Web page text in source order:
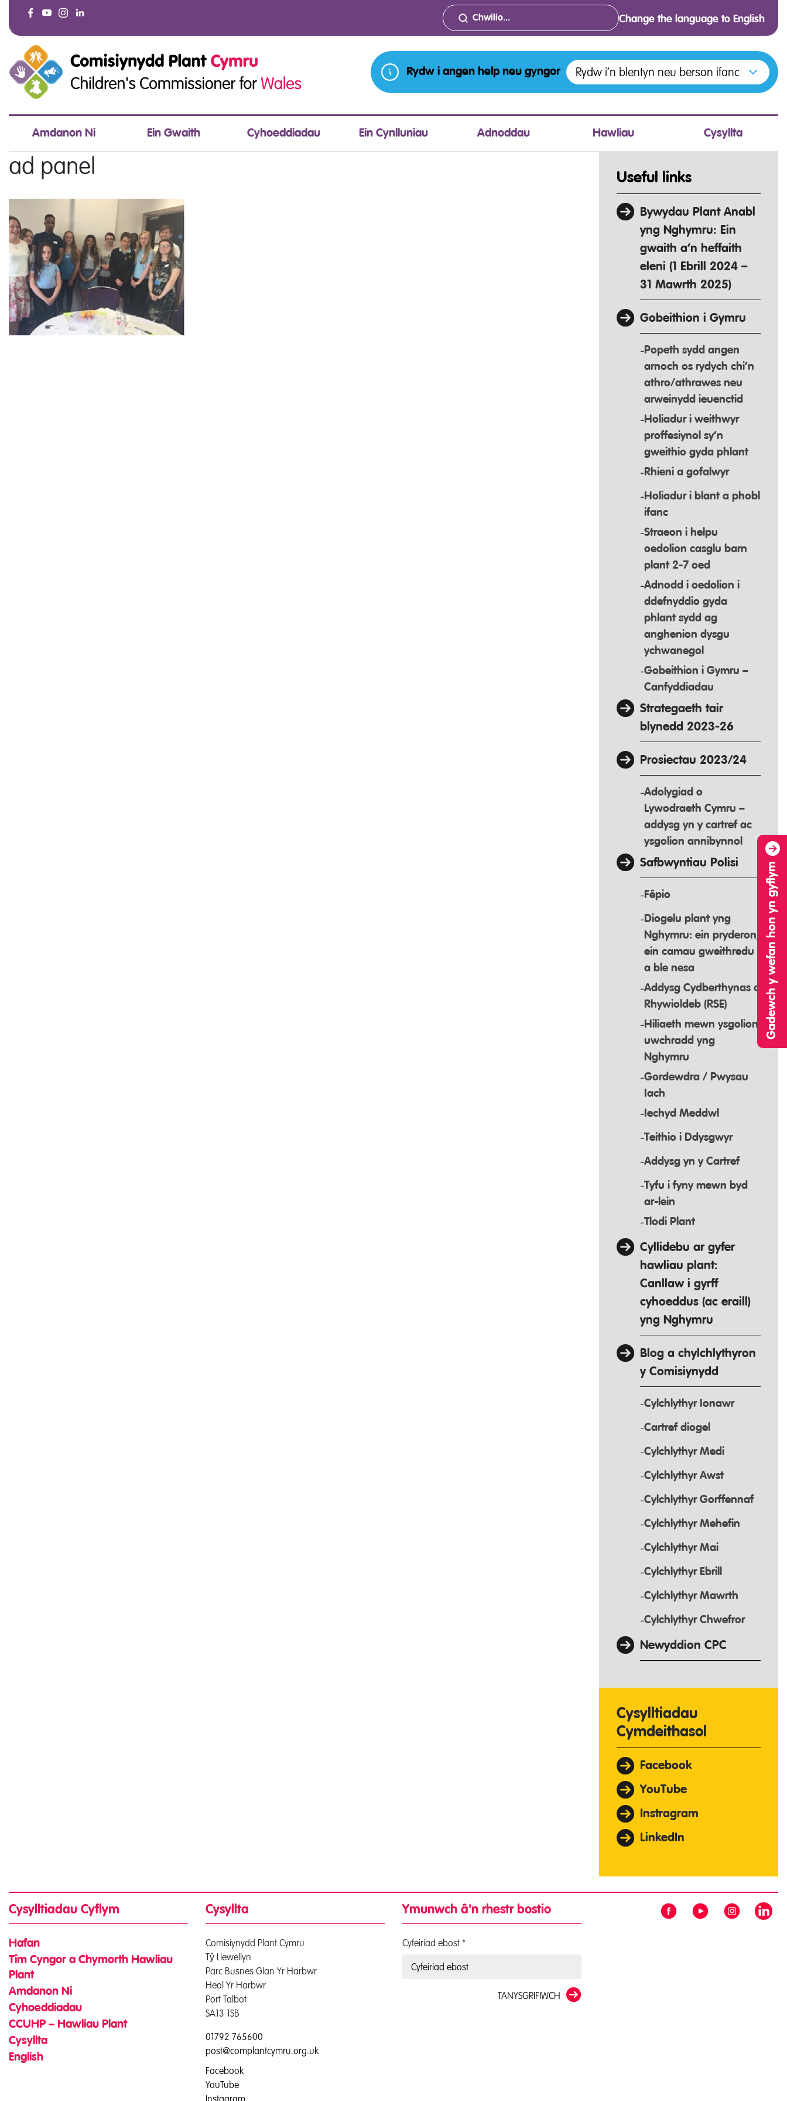
Change the language to English
Rydw i angen help neu gyngor Open menu to access the various options
Rydw i’n blentyn neu berson ifanc
Amdanon Ni Ein Gwaith Cyhoeddiadau Ein Cynlluniau Adnoddau Hawliau Cysyllta
Gadewch y wefan hon yn gyflym
ad panel Useful links
Bywydau Plant Anabl
yng Nghymru: Ein
gwaith a’n heffaith
eleni (1 Ebrill 2024 –
31 Mawrth 2025)
Gobeithion i Gymru
Popeth sydd angen
arnoch os rydych chi’n
athro/athrawes neu
arweinydd ieuenctid
Holiadur i weithwyr
proffesiynol sy’n
gweithio gyda phlant
Rhieni a gofalwyr
Holiadur i blant a phobl
ifanc
Straeon i helpu
oedolion casglu barn
plant 2-7 oed
Adnodd i oedolion i
ddefnyddio gyda
phlant sydd ag
anghenion dysgu
ychwanegol
Gobeithion i Gymru –
Canfyddiadau
Strategaeth tair
blynedd 2023-26
Prosiectau 2023/24
Adolygiad o
Lywodraeth Cymru –
addysg yn y cartref ac
ysgolion annibynnol
Safbwyntiau Polisi
Fêpio
Diogelu plant yng
Nghymru: ein pryderon,
ein camau gweithredu
a ble nesa
Addysg Cydberthynas a
Rhywioldeb (RSE)
Hiliaeth mewn ysgolion
uwchradd yng
Nghymru
Gordewdra / Pwysau
Iach
Iechyd Meddwl
Teithio i Ddysgwyr
Addysg yn y Cartref
Tyfu i fyny mewn byd
ar-lein
Tlodi Plant
Cyllidebu ar gyfer
hawliau plant:
Canllaw i gyrff
cyhoeddus (ac eraill)
yng Nghymru
Blog a chylchlythyron
y Comisiynydd
Cylchlythyr Ionawr
Cartref diogel
Cylchlythyr Medi
Cylchlythyr Awst
Cylchlythyr Gorffennaf
Cylchlythyr Mehefin
Cylchlythyr Mai
Cylchlythyr Ebrill
Cylchlythyr Mawrth
Cylchlythyr Chwefror
Newyddion CPC
Cysylltiadau
Cymdeithasol
Facebook
YouTube
Instragram
LinkedIn
Cysylltiadau Cyflym
Hafan
Tîm Cyngor a Chymorth Hawliau
Plant
Amdanon Ni
Cyhoeddiadau
CCUHP – Hawliau Plant
Cysyllta
English
Cysyllta
Comisiynydd Plant Cymru
Tŷ Llewellyn
Parc Busnes Glan Yr Harbwr
Heol Yr Harbwr
Port Talbot
SA13 1SB
01792 765600
post@complantcymru.org.uk
Facebook
YouTube
Instagram
Ymunwch â'n rhestr bostio
Cyfeiriad ebost *
TANYSGRIFIWCH